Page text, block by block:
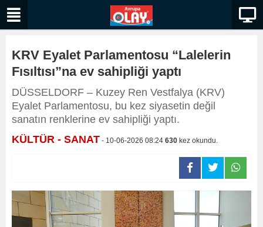
KRV Eyalet Parlamentosu “Lalelerin
Fısıltısı”na ev sahipliği yaptı
DÜSSELDORF – Kuzey Ren Vestfalya (KRV)
Eyalet Parlamentosu, bu kez siyasetin değil
sanatın renklerine ev sahipliği yaptı.
KÜLTÜR - SANAT - 10-06-2026 08:24 630 kez okundu.